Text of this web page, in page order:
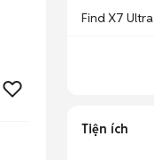
Find X7 Ultra
Tiện ích